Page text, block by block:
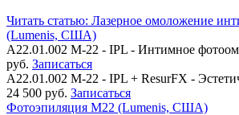
Читать статью: Лазерное омоложение
(Lumenis, США)
А22.01.002 М-22 - IPL - Интимное
руб. Записаться
А22.01.002 М-22 - IPL + ResurFX -
24 500 руб. Записаться
Фотоэпиляция M22 (Lumenis, США)